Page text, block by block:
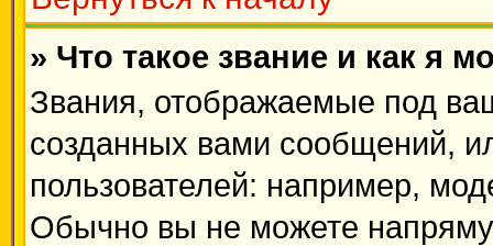
» Что такое звание и как я
Звания, отображаемые под
созданных вами сообщений,
пользователей: например,
Обычно вы не можете